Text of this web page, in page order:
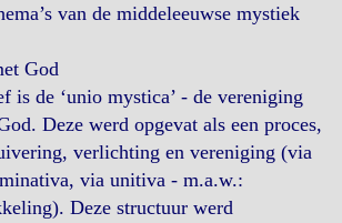
van de middeleeuwse mystiek
God
is de ‘unio mystica’ - de vereniging
Deze werd opgevat als een proces,
verlichting en vereniging (via
via unitiva - m.a.w.:
Deze structuur werd